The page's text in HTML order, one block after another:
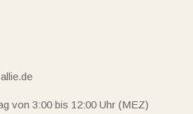
von 3:00 bis 12:00 Uhr (MEZ)